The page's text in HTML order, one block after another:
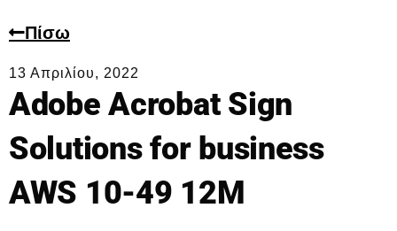
Πίσω
13 Απριλίου, 2022
Adobe Acrobat Sign
Solutions for business
AWS 10-49 12M